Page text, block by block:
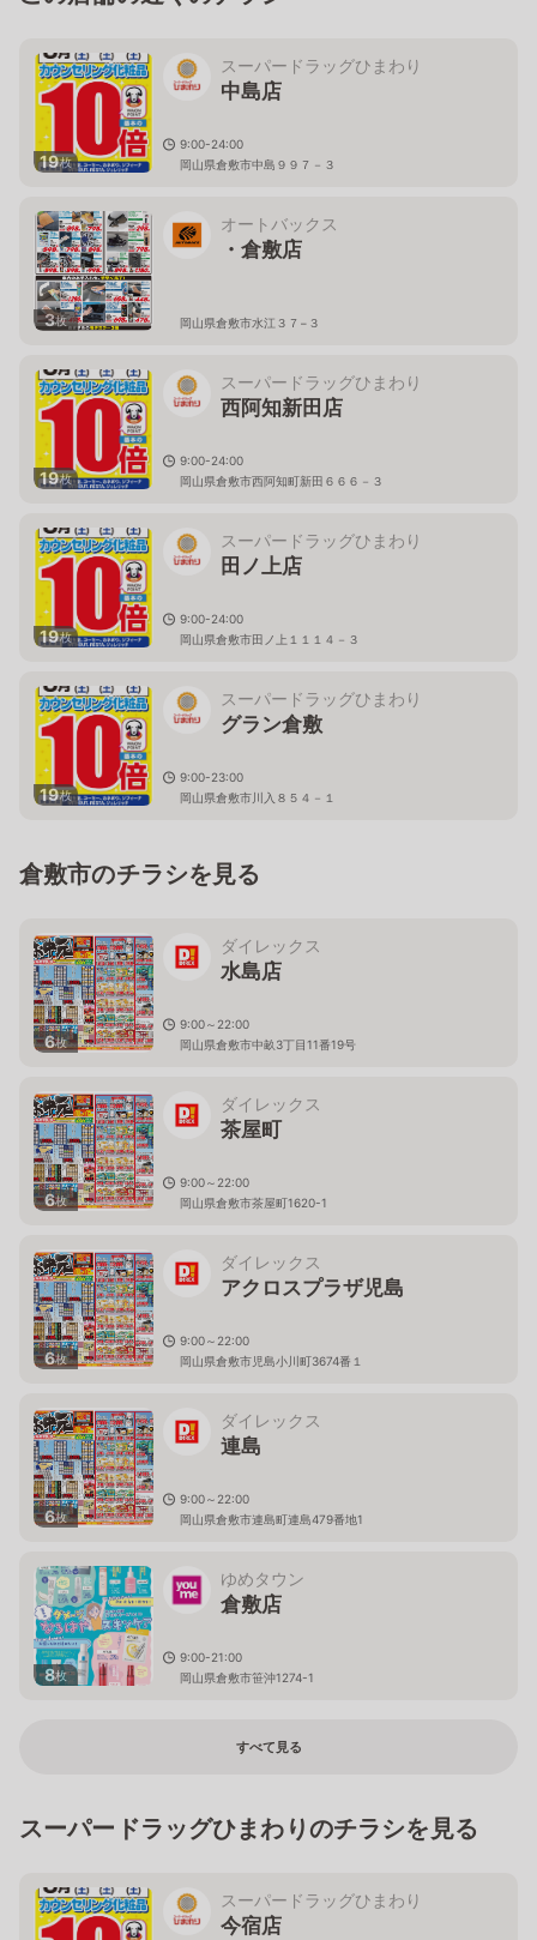
19枚
スーパードラッグひまわり
中島店
9:00-24:00
岡山県倉敷市中島９９７－３
3枚
オートバックス
・倉敷店
岡山県倉敷市水江３７−３
19枚
スーパードラッグひまわり
西阿知新田店
9:00-24:00
岡山県倉敷市西阿知町新田６６６－３
19枚
スーパードラッグひまわり
田ノ上店
9:00-24:00
岡山県倉敷市田ノ上１１１４－３
19枚
スーパードラッグひまわり
グラン倉敷
9:00-23:00
岡山県倉敷市川入８５４－１
倉敷市のチラシを見る
6枚
ダイレックス
水島店
9:00～22:00
岡山県倉敷市中畝3丁目11番19号
6枚
ダイレックス
茶屋町
9:00～22:00
岡山県倉敷市茶屋町1620-1
6枚
ダイレックス
アクロスプラザ児島
9:00～22:00
岡山県倉敷市児島小川町3674番１
6枚
ダイレックス
連島
9:00～22:00
岡山県倉敷市連島町連島479番地1
8枚
ゆめタウン
倉敷店
9:00-21:00
岡山県倉敷市笹沖1274-1
すべて見る
スーパードラッグひまわりのチラシを見る
スーパードラッグひまわり
今宿店